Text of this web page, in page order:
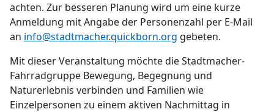
achten. Zur besseren Planung wird um eine kurze
Anmeldung mit Angabe der Personenzahl per E-Mail
an info@stadtmacher.quickborn.org gebeten.
Mit dieser Veranstaltung möchte die Stadtmacher-
Fahrradgruppe Bewegung, Begegnung und
Naturerlebnis verbinden und Familien wie
Einzelpersonen zu einem aktiven Nachmittag in